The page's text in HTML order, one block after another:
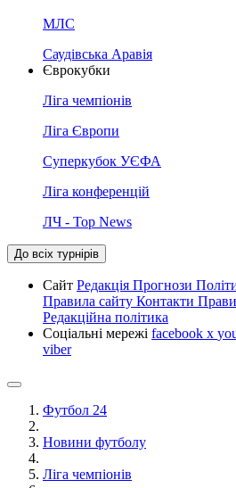
МЛС
Саудівська Аравія
Єврокубки
Ліга чемпіонів
Ліга Європи
Суперкубок УЄФА
Ліга конференцій
ЛЧ - Top News
До всіх турнірів
Сайт Редакція Прогнози
Правила сайту Контакти
Редакційна політика
Соціальні мережі facebook x
viber
Футбол 24
Новини футболу
Ліга чемпіонів